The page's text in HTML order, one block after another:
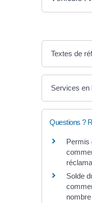
Textes de
Services en
Questions ?
Permis
Solde